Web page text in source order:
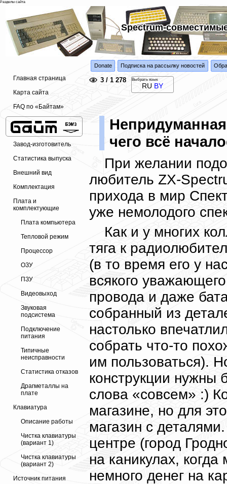
Spectrum-
Главная страница
Карта сайта
FAQ по «Байтам»
Завод-изготовитель
Статистика выпуска
Внешний вид
Комплектация
Плата и
комплектующие
Плата компьютера
Тепловой режим
Процессор
ОЗУ
ПЗУ
Видеовыход
Звуковая
подсистема
Подключение
питания
Типичные
неисправности
Статистика отказов
Драгметаллы на
плате
Клавиатура
Описание работы
Чистка клавиатуры
(вариант 1)
Чистка клавиатуры
(вариант 2)
Источник питания
Разделы сайта
Donate Подписка на рассылку новостей
3 / 1 278 Выбрать язык
RU BY
чего всё
При желании
любитель ZX-
прихода в мир
уже немолодого
Как и у многих
тяга к
(в то время его у
всякого
провода и даже
собранный из
настолько
собрать что-то
им пользоваться).
конструкции
слова «совсем» :)
магазине, но для
магазин с
центре (город
на каникулах,
немного денег на